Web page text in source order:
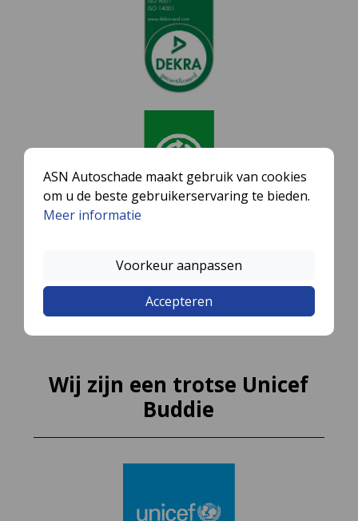
Wij zijn een trotse Unicef
Buddie
ASN Autoschade maakt gebruik van cookies
om u de beste gebruikerservaring te bieden.
Meer informatie
Voorkeur aanpassen
Accepteren